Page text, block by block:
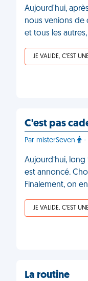
Aujourd'hui,
nous venions de
et tous les
JE VALIDE, C'EST
C'est pas
Par misterSeven -
Aujourd’hui,
est annoncé.
Finalement, on
JE VALIDE, C'EST
La routine